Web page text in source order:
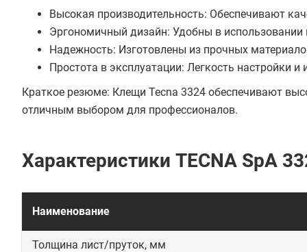
Высокая производительность: Обеспечивают
Эргономичный дизайн: Удобны в использовании
Надежность: Изготовлены из прочных
Простота в эксплуатации: Легкость настройки и
Краткое резюме: Клещи Tecna 3324 обеспечивают
отличным выбором для профессионалов.
Характеристики TECNA SpA
Наименование
Толщина лист/пруток, мм